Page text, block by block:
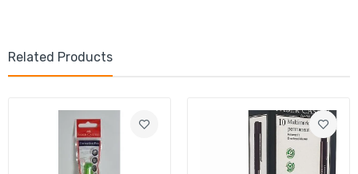
Related Products